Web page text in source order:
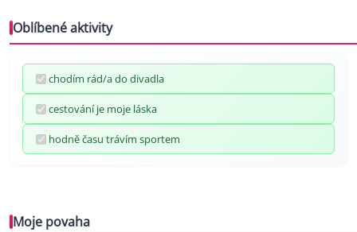
Oblíbené aktivity
chodím rád/a do divadla
cestování je moje láska
hodně času trávím sportem
Moje povaha